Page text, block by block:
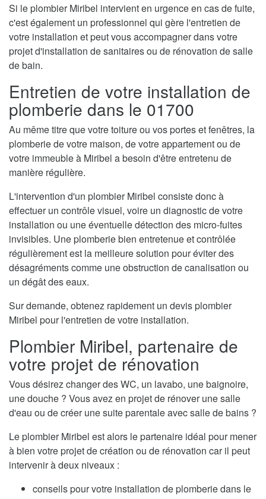
Si le plombier Miribel intervient en urgence en cas de fuite,
c'est également un professionnel qui gère l'entretien de
votre installation et peut vous accompagner dans votre
projet d'installation de sanitaires ou de rénovation de salle
de bain.
Entretien de votre installation de
plomberie dans le 01700
Au même titre que votre toiture ou vos portes et fenêtres, la
plomberie de votre maison, de votre appartement ou de
votre immeuble à Miribel a besoin d'être entretenu de
manière régulière.
L'intervention d'un plombier Miribel consiste donc à
effectuer un contrôle visuel, voire un diagnostic de votre
installation ou une éventuelle détection des micro-fuites
invisibles. Une plomberie bien entretenue et contrôlée
régulièrement est la meilleure solution pour éviter des
désagréments comme une obstruction de canalisation ou
un dégât des eaux.
Sur demande, obtenez rapidement un devis plombier
Miribel pour l'entretien de votre installation.
Plombier Miribel, partenaire de
votre projet de rénovation
Vous désirez changer des WC, un lavabo, une baignoire,
une douche ? Vous avez en projet de rénover une salle
d'eau ou de créer une suite parentale avec salle de bains ?
Le plombier Miribel est alors le partenaire idéal pour mener
à bien votre projet de création ou de rénovation car il peut
intervenir à deux niveaux :
conseils pour votre installation de plomberie dans le